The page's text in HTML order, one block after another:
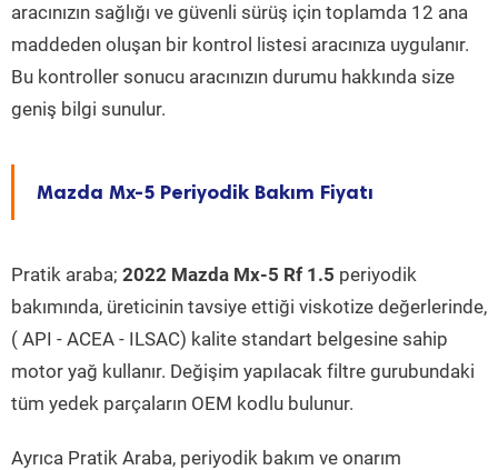
aracınızın sağlığı ve güvenli sürüş için toplamda 12 ana
maddeden oluşan bir kontrol listesi aracınıza uygulanır.
Bu kontroller sonucu aracınızın durumu hakkında size
geniş bilgi sunulur.
Mazda Mx-5 Periyodik Bakım Fiyatı
Pratik araba; 2022 Mazda Mx-5 Rf 1.5 periyodik
bakımında, üreticinin tavsiye ettiği viskotize değerlerinde,
( API - ACEA - ILSAC) kalite standart belgesine sahip
motor yağ kullanır. Değişim yapılacak filtre gurubundaki
tüm yedek parçaların OEM kodlu bulunur.
Ayrıca Pratik Araba, periyodik bakım ve onarım